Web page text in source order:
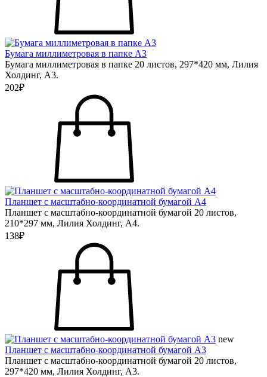
Бумага миллиметровая в папке А3
Бумага миллиметровая в папке 20 листов, 297*420 мм, Лилия
Холдинг, А3.
202₽
Планшет с масштабно-координатной бумагой А4
Планшет с масштабно-координатной бумагой 20 листов,
210*297 мм, Лилия Холдинг, А4.
138₽
new
Планшет с масштабно-координатной бумагой А3
Планшет с масштабно-координатной бумагой 20 листов,
297*420 мм, Лилия Холдинг, А3.